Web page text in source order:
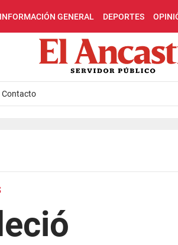
INFORMACIÓN GENERAL DEPORTES
Contacto